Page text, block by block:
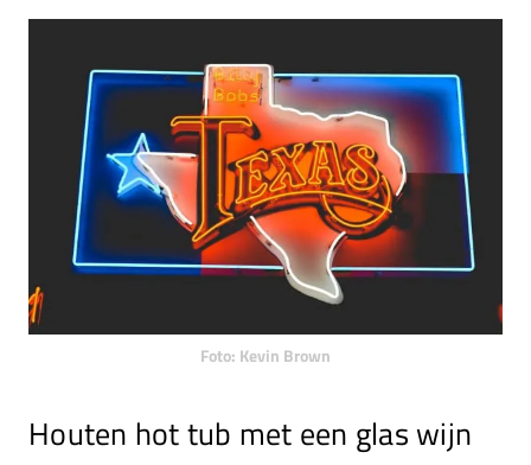
Foto: Kevin Brown
Houten hot tub met een glas wijn